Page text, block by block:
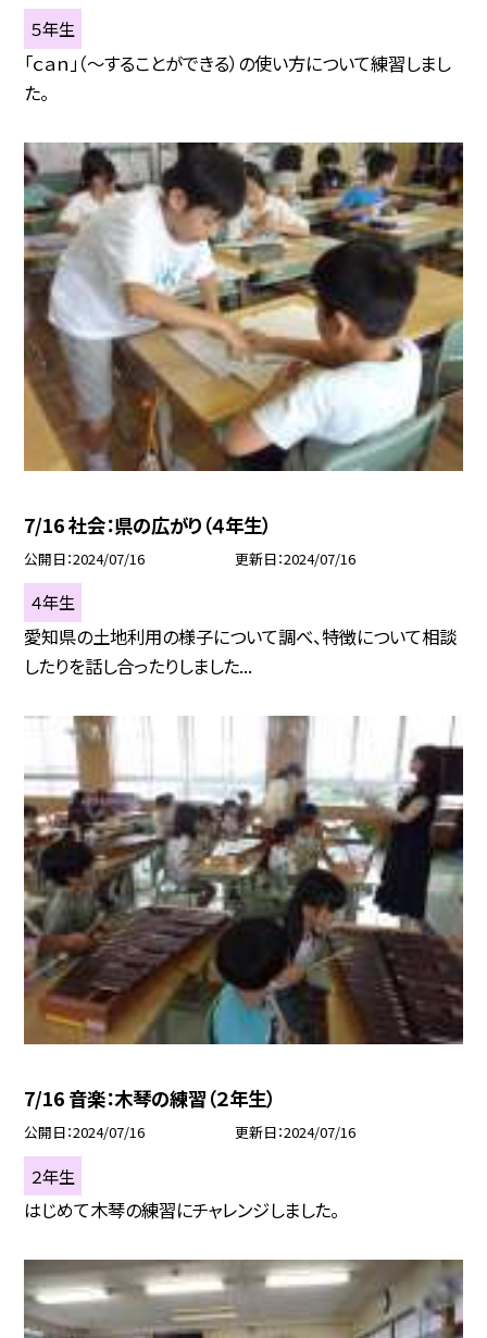
５年生
「ｃａｎ」（〜することができる）の使い方について練習しまし
た。
7/16 社会：県の広がり（４年生）
公開日 2024/07/16 更新日 2024/07/16
４年生
愛知県の土地利用の様子について調べ、特徴について相談
したりを話し合ったりしました...
7/16 音楽：木琴の練習（２年生）
公開日 2024/07/16 更新日 2024/07/16
２年生
はじめて木琴の練習にチャレンジしました。